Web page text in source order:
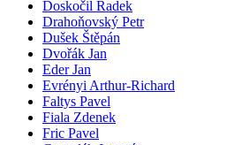
Doskočil Radek
Drahoňovský Petr
Dušek Štěpán
Dvořák Jan
Eder Jan
Evrényi Arthur-Richard
Faltys Pavel
Fiala Zdenek
Fric Pavel